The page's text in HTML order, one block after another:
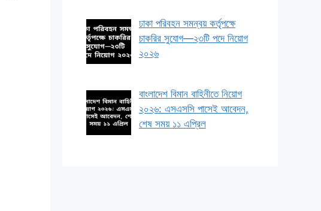
ঢাকা পরিবহন সমন্বয় কর্তৃপক্ষে
চাকরির সুযোগ—২৩টি পদে নিয়োগ
২০২৬
বাংলাদেশ বিমান বাহিনীতে নিয়োগ
২০২৬: এসএসসি পাসেই আবেদন,
শেষ সময় ১১ এপ্রিল